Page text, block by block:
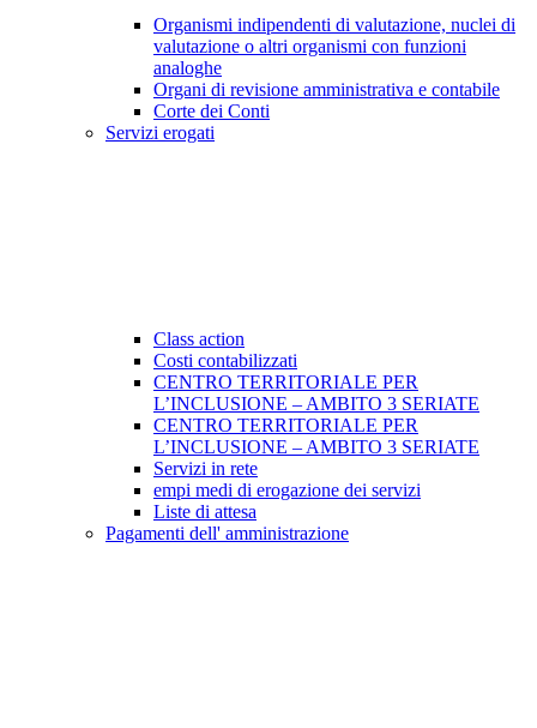
Organismi indipendenti di valutazione, nuclei di
valutazione o altri organismi con funzioni
analoghe
Organi di revisione amministrativa e contabile
Corte dei Conti
Servizi erogati
Class action
Costi contabilizzati
CENTRO TERRITORIALE PER
L’INCLUSIONE – AMBITO 3 SERIATE
CENTRO TERRITORIALE PER
L’INCLUSIONE – AMBITO 3 SERIATE
Servizi in rete
empi medi di erogazione dei servizi
Liste di attesa
Pagamenti dell' amministrazione